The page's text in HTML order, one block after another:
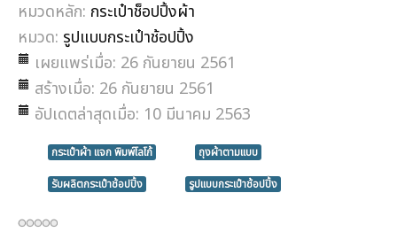
หมวดหลัก: กระเป๋าช็อปปิ้งผ้า
หมวด: รูปแบบกระเป๋าช้อปปิ้ง
เผยแพร่เมื่อ: 26 กันยายน 2561
สร้างเมื่อ: 26 กันยายน 2561
อัปเดตล่าสุดเมื่อ: 10 มีนาคม 2563
กระเป๋าผ้า แจก พิมพ์โลโก้
ถุงผ้าตามแบบ
รับผลิตกระเป๋าช้อปปิ้ง
รูปแบบกระเป๋าช้อปปิ้ง